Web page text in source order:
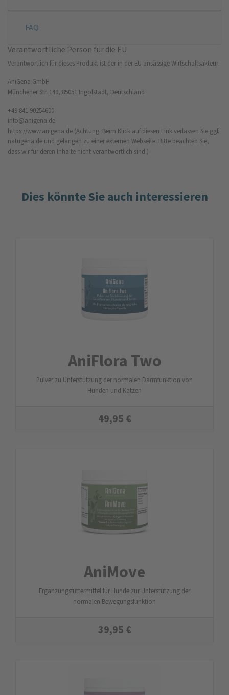
FAQ
Verantwortliche Person für die EU
Verantwortlich für dieses Produkt ist der in der EU ansässige Wirtschaftsakteur:
AniGena GmbH
Münchener Str. 149, 85051 Ingolstadt, Deutschland
+49 841 90254600
info@anigena.de
https://www.anigena.de (Achtung: Beim Klick auf diesen Link verlassen Sie ggf.
natugena.de und gelangen zu einer externen Webseite. Bitte beachten Sie,
dass wir für deren Inhalte nicht verantwortlich sind.)
Dies könnte Sie auch interessieren
AniFlora Two
Pulver zu Unterstützung der normalen Darmfunktion von
Hunden und Katzen
49,95 €
AniMove
Ergänzungsfuttermittel für Hunde zur Unterstützung der
normalen Bewegungsfunktion
39,95 €